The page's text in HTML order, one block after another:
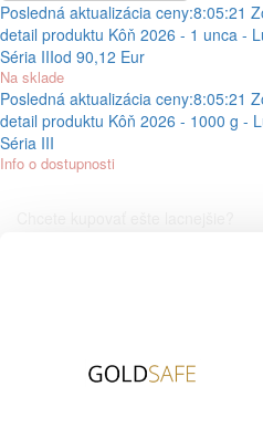
Posledná aktualizácia ceny:8:05:21
detail produktu Kôň 2026 - 1 unca -
Séria IIIod 90,12 Eur
Na sklade
Posledná aktualizácia ceny:8:05:21
detail produktu Kôň 2026 - 1000 g -
Séria III
Info o dostupnosti
Cenník zlato
Cenník striebro